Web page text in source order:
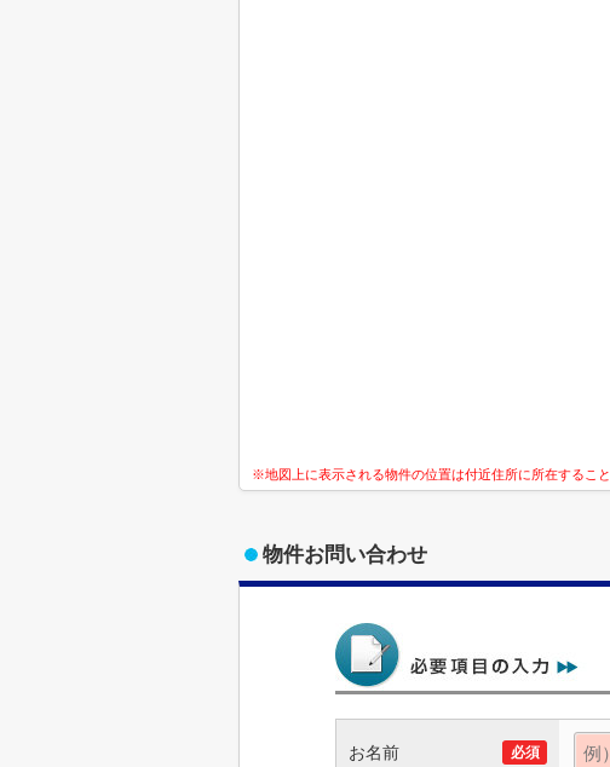
※地図上に表示される物件の位置は付近住所に所在するこ
物件お問い合わせ
お名前 必須